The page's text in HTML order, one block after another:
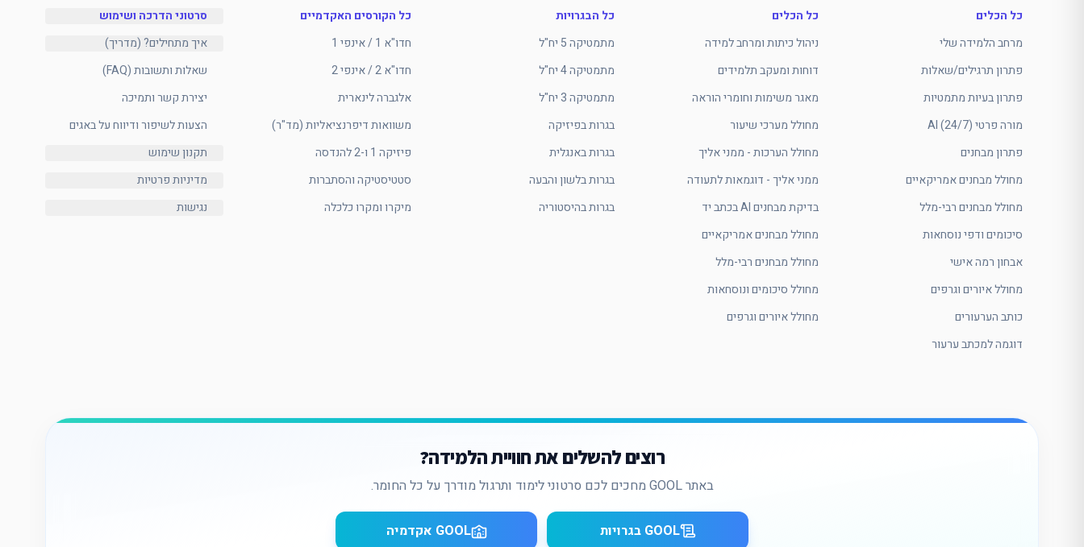
כל הכלים
מרחב הלמידה שלי
פתרון תרגילים/שאלות
פתרון בעיות מתמטיות
מורה פרטי AI (24/7)
פתרון מבחנים
מחולל מבחנים אמריקאיים
מחולל מבחנים רבי-מלל
סיכומים ודפי נוסחאות
אבחון רמה אישי
מחולל איורים וגרפים
כותב הערעורים
דוגמה למכתב ערעור
כל הכלים
ניהול כיתות ומרחב למידה
דוחות ומעקב תלמידים
מאגר משימות וחומרי הוראה
מחולל מערכי שיעור
מחולל הערכות - ממני אליך
ממני אליך - דוגמאות לתעודה
בדיקת מבחנים AI בכתב יד
מחולל מבחנים אמריקאיים
מחולל מבחנים רבי-מלל
מחולל סיכומים ונוסחאות
מחולל איורים וגרפים
כל הבגרויות
מתמטיקה 5 יח"ל
מתמטיקה 4 יח"ל
מתמטיקה 3 יח"ל
בגרות בפיזיקה
בגרות באנגלית
בגרות בלשון והבעה
בגרות בהיסטוריה
כל הקורסים האקדמיים
חדו"א 1 / אינפי 1
חדו"א 2 / אינפי 2
אלגברה לינארית
משוואות דיפרנציאליות (מד"ר)
פיזיקה 1 ו-2 להנדסה
סטטיסטיקה והסתברות
מיקרו ומקרו כלכלה
סרטוני הדרכה ושימוש
איך מתחילים? (מדריך)
שאלות ותשובות (FAQ)
יצירת קשר ותמיכה
הצעות לשיפור ודיווח על באגים
תקנון שימוש
מדיניות פרטיות
נגישות
רוצים להשלים את חוויית הלמידה?
באתר GOOL מחכים לכם סרטוני לימוד ותרגול מודרך על כל החומר.
GOOL בגרויות GOOL אקדמיה